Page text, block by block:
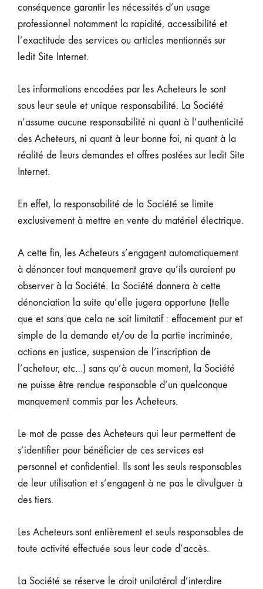
conséquence garantir les nécessités d’un usage
professionnel notamment la rapidité, accessibilité et
l’exactitude des services ou articles mentionnés sur
ledit Site Internet.
Les informations encodées par les Acheteurs le sont
sous leur seule et unique responsabilité. La Société
n’assume aucune responsabilité ni quant à l’authenticité
des Acheteurs, ni quant à leur bonne foi, ni quant à la
réalité de leurs demandes et offres postées sur ledit Site
Internet.
En effet, la responsabilité de la Société se limite
exclusivement à mettre en vente du matériel électrique.
A cette fin, les Acheteurs s’engagent automatiquement
à dénoncer tout manquement grave qu’ils auraient pu
observer à la Société. La Société donnera à cette
dénonciation la suite qu’elle jugera opportune (telle
que et sans que cela ne soit limitatif : effacement pur et
simple de la demande et/ou de la partie incriminée,
actions en justice, suspension de l’inscription de
l’acheteur, etc…) sans qu’à aucun moment, la Société
ne puisse être rendue responsable d’un quelconque
manquement commis par les Acheteurs.
Le mot de passe des Acheteurs qui leur permettent de
s’identifier pour bénéficier de ces services est
personnel et confidentiel. Ils sont les seuls responsables
de leur utilisation et s’engagent à ne pas le divulguer à
des tiers.
Les Acheteurs sont entièrement et seuls responsables de
toute activité effectuée sous leur code d’accès.
La Société se réserve le droit unilatéral d’interdire